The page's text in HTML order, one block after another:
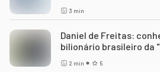
3 min
Daniel de Freitas:
bilionário brasileiro da
Artificial"
2 min 5